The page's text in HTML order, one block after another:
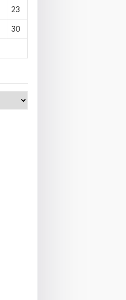
23
30